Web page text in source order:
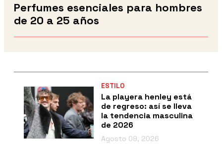
Perfumes esenciales para hombres
de 20 a 25 años
ESTILO
La playera henley está
de regreso: así se lleva
la tendencia masculina
de 2026
Agosto 09, 2026